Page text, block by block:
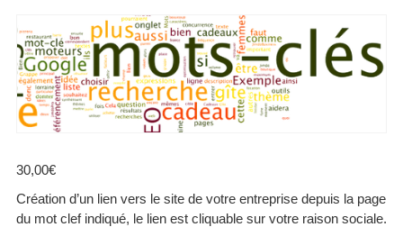
30,00€
Création d’un lien vers le site de votre entreprise depuis la page
du mot clef indiqué, le lien est cliquable sur votre raison sociale.